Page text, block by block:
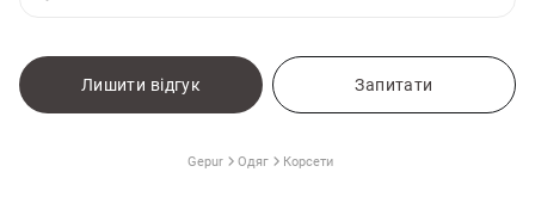
Лишити відгук Запитати
Gepur Одяг Корсети